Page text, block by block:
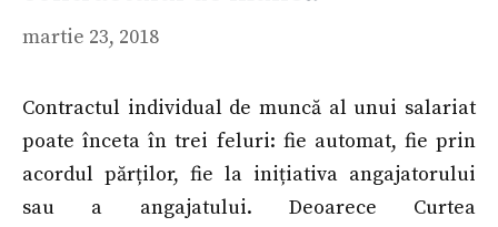
martie 23, 2018
Contractul individual de muncă al unui salariat
poate înceta în trei feluri: fie automat, fie prin
acordul părților, fie la inițiativa angajatorului
sau a angajatului. Deoarece Curtea